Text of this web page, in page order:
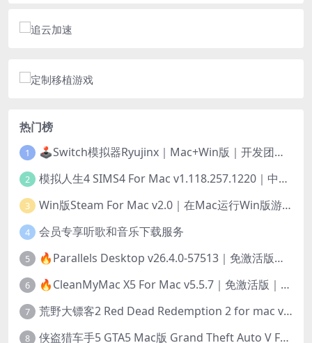
热门榜
1 🕹️Switch模拟器Ryujinx｜Mac+Win版｜开发团队已解散此乃最后的绝唱版本
2 模拟人生4 SIMS4 For Mac v1.118.257.1220｜中文原生版｜无限金币｜全100DLC
3 Win版Steam For Mac v2.0｜在Mac运行Win版游戏！｜升级GPTK4.0支持！
4 会员专享听歌和音乐下载服务
5 🔥Parallels Desktop v26.4.0-57513｜免激活版｜在Mac上安装Windows/Linux等系统[赠Windows激活]
6 🔥CleanMyMac X5 For Mac v5.5.7｜免激活版｜macOS系统优化/清理神器
7 荒野大镖客2 Red Dead Redemption 2 for mac v1436.28｜中文移植版｜最好玩的开放世界游戏
8 侠盗猎车手5 GTA5 Mac版 Grand Theft Auto V For Mac｜中文破解版